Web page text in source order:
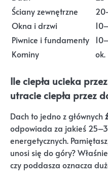
Ściany zewnętrzne
Okna i drzwi
Piwnice i fundamenty
Kominy
ok.
Ile ciepła ucieka
utracie ciepła przez
Dach to jedno z głównych
odpowiada za jakieś
energetycznych.
unosi się do góry?
czy poddasza oznacza